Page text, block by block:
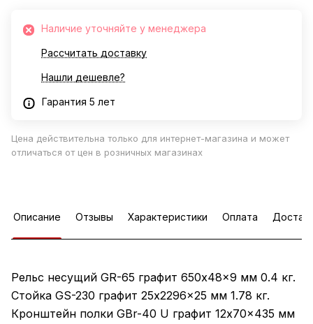
Наличие уточняйте у менеджера
Рассчитать доставку
Нашли дешевле?
Гарантия 5 лет
Цена действительна только для интернет-магазина и может
отличаться от цен в розничных магазинах
Описание Отзывы Характеристики Оплата
Рельс несущий GR-65 графит 650x48x9 мм 0.4 кг.
Стойка GS-230 графит 25x2296x25 мм 1.78 кг.
Кронштейн полки GBr-40 U графит 12x70x435 мм